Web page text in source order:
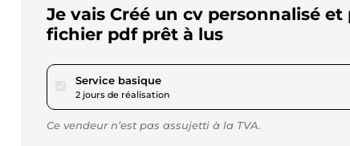
Je vais Créé un cv personnalisé
fichier pdf prêt à lus
Service basiquepour 17,28 $US
2 jours de réalisation
Ce vendeur n’est pas assujetti à la TVA.